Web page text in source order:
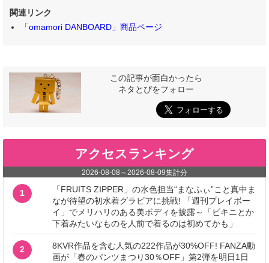
関連リンク
「omamori DANBOARD」商品ページ
この記事が面白かったら
ネタとぴをフォロー
アクセスランキング
2026-08-08 ～2026-08-09集計分
1
「FRUITS ZIPPER」の水色担当“まなふぃ”こと真中ま
なが待望の初水着グラビアに挑戦! 「週刊プレイボー
イ」でメリハリのある美ボディを披露～「ビキニとか
下着みたいなものを人前で着るのは初めてかも」
2
8KVR作品を含む人気の222作品が30%OFF! FANZA動
画が「春のパンツまつり30％OFF」第2弾を明日1日